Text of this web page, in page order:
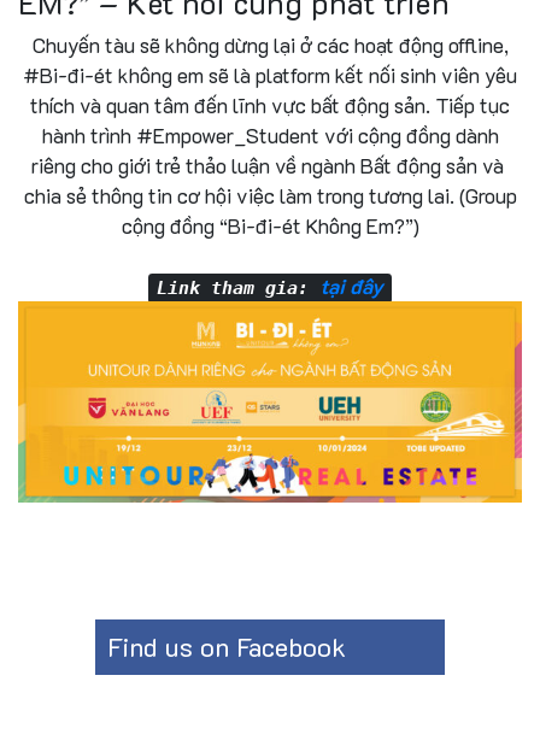
Chuyến tàu sẽ không dừng lại ở các hoạt động offline,
#Bi-đi-ét không em sẽ là platform kết nối sinh viên yêu
thích và quan tâm đến lĩnh vực bất động sản. Tiếp tục
hành trình #Empower_Student với cộng đồng dành
riêng cho giới trẻ thảo luận về ngành Bất động sản và
chia sẻ thông tin cơ hội việc làm trong tương lai. (Group
cộng đồng “Bi-đi-ét Không Em?”)
Link tham gia: tại đây
Find us on Facebook